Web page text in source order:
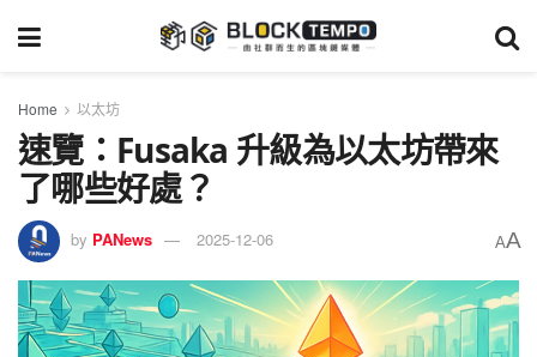
Home 以太坊
速覽：Fusaka 升級為以太坊帶來
了哪些好處？
by PANews 2025-12-06 AA